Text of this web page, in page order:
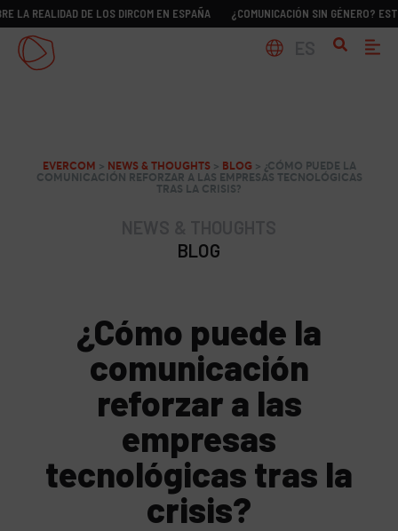
DE LOS DIRCOM EN ESPAÑA ¿COMUNICACIÓN SIN GÉNERO? ESTUDIO
EVERCOM > NEWS & THOUGHTS> BLOG > ¿CÓMO PUEDE LA
COMUNICACIÓN REFORZAR A LAS EMPRESAS TECNOLÓGICAS
TRAS LA CRISIS?
BLOG
¿Cómo puede la
comunicación
reforzar a las
empresas
tecnológicas tras la
crisis?